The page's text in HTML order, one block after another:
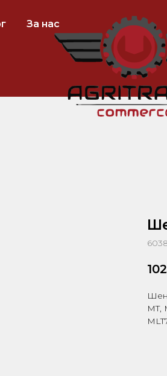
За нас
~
MT,